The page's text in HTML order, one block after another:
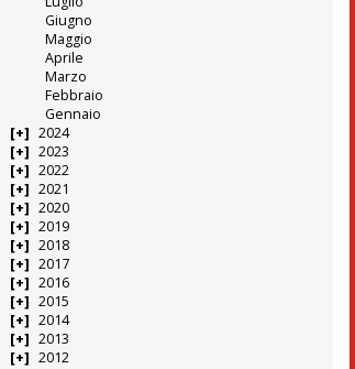
Giugno
Maggio
Aprile
Marzo
Febbraio
Gennaio
2024
2023
2022
2021
2020
2019
2018
2017
2016
2015
2014
2013
2012